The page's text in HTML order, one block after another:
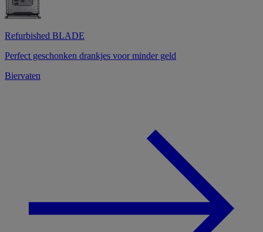
Refurbished BLADE
Perfect geschonken drankjes voor minder geld
Biervaten